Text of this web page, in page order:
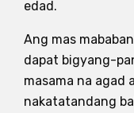
edad.
Ang mas
dapat bigyang-
masama na agad
nakatatandang